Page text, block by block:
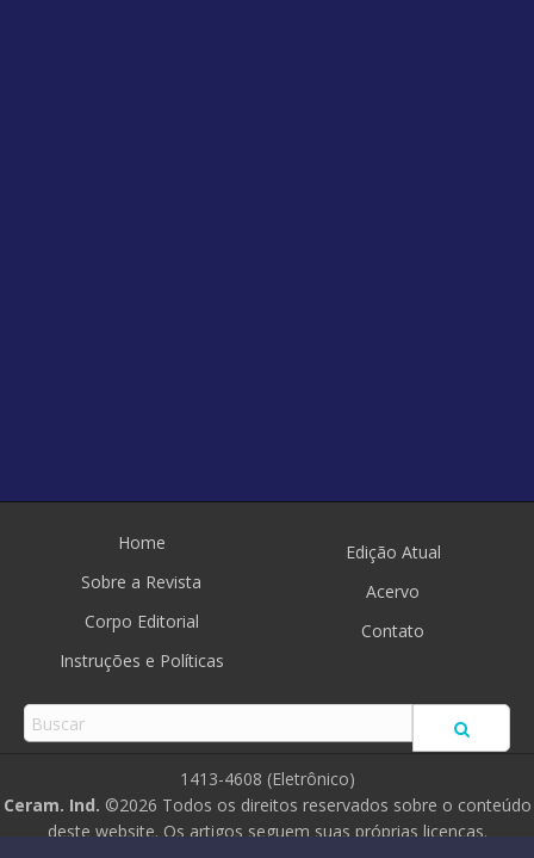
Home
Sobre a Revista
Corpo Editorial
Instruções e Políticas
Edição Atual
Acervo
Contato
1413-4608 (Eletrônico)
Ceram. Ind. ©2026 Todos os direitos reservados sobre o conteúdo
deste website. Os artigos seguem suas próprias licenças.